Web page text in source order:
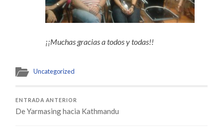
¡¡Muchas gracias a todos y todas!!
Uncategorized
ENTRADA ANTERIOR
De Yarmasing hacia Kathmandu